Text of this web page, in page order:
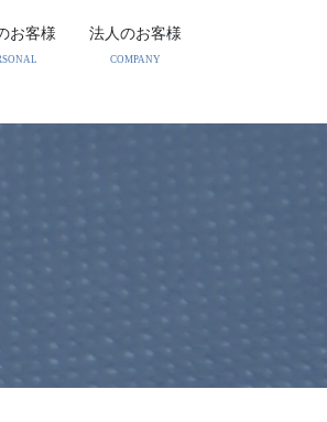
お客様
消費者破産
・財産分与
法人のお客様
COMPANY
危機管理・コンプライア